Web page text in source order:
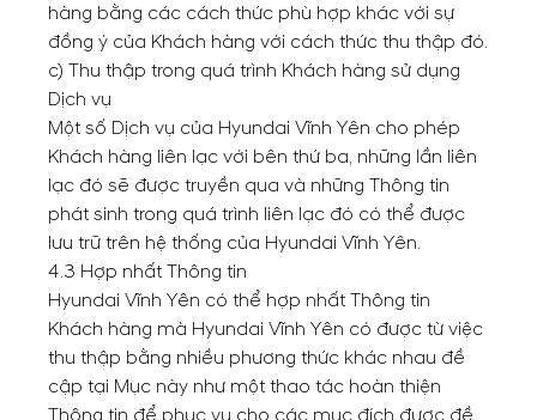
hàng bằng các cách thức phù hợp khác với sự
đồng ý của Khách hàng với cách thức thu thập đó.
c) Thu thập trong quá trình Khách hàng sử dụng
Dịch vụ
Một số Dịch vụ của Hyundai Vĩnh Yên cho phép
Khách hàng liên lạc với bên thứ ba, những lần liên
lạc đó sẽ được truyền qua và những Thông tin
phát sinh trong quá trình liên lạc đó có thể được
lưu trữ trên hệ thống của Hyundai Vĩnh Yên.
4.3 Hợp nhất Thông tin
Hyundai Vĩnh Yên có thể hợp nhất Thông tin
Khách hàng mà Hyundai Vĩnh Yên có được từ việc
thu thập bằng nhiều phương thức khác nhau đề
cập tại Mục này như một thao tác hoàn thiện
Thông tin để phục vụ cho các mục đích được đề